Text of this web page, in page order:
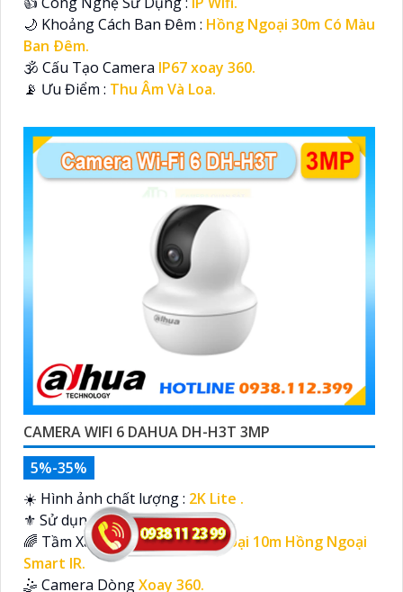
🌙 Khoảng Cách Ban Đêm : Hồng Ngoại 30m Có Màu
Ban Ðêm.
🕉️ Cấu Tạo Camera IP67 xoay 360.
️📡 Ưu Điểm : Thu Âm Và Loa.
CAMERA WIFI 6 DAHUA DH-H3T 3MP
5%-35%
☀️ Hình ảnh chất lượng : 2K Lite .
⚜️ Sử dụng công nghệ :IP Wifi.
🌈 Tầm Xa Ban Đêm :Hồng Ngoại 10m Hồng Ngoại
Smart IR.
🤹 Camera DòngXoay 360.